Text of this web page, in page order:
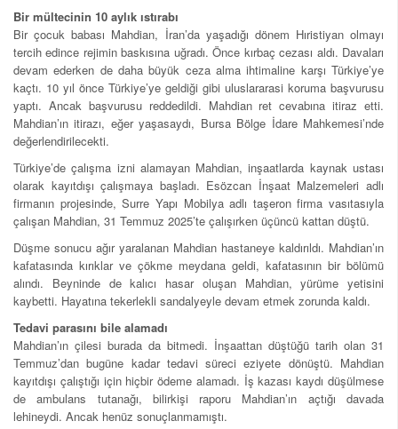
Bir mültecinin 10 aylık ıstırabı
Bir çocuk babası Mahdian, İran’da yaşadığı dönem Hıristiyan olmayı
tercih edince rejimin baskısına uğradı. Önce kırbaç cezası aldı. Davaları
devam ederken de daha büyük ceza alma ihtimaline karşı Türkiye’ye
kaçtı. 10 yıl önce Türkiye’ye geldiği gibi uluslararasi koruma başvurusu
yaptı. Ancak başvurusu reddedildi. Mahdian ret cevabına itiraz etti.
Mahdian’ın itirazı, eğer yaşasaydı, Bursa Bölge İdare Mahkemesi’nde
değerlendirilecekti.
Türkiye’de çalışma izni alamayan Mahdian, inşaatlarda kaynak ustası
olarak kayıtdışı çalışmaya başladı. Esözcan İnşaat Malzemeleri adlı
firmanın projesinde, Surre Yapı Mobilya adlı taşeron firma vasıtasıyla
çalışan Mahdian, 31 Temmuz 2025’te çalışırken üçüncü kattan düştü.
Düşme sonucu ağır yaralanan Mahdian hastaneye kaldırıldı. Mahdian’ın
kafatasında kırıklar ve çökme meydana geldi, kafatasının bir bölümü
alındı. Beyninde de kalıcı hasar oluşan Mahdian, yürüme yetisini
kaybetti. Hayatına tekerlekli sandalyeyle devam etmek zorunda kaldı.
Tedavi parasını bile alamadı
Mahdian’ın çilesi burada da bitmedi. İnşaattan düştüğü tarih olan 31
Temmuz’dan bugüne kadar tedavi süreci eziyete dönüştü. Mahdian
kayıtdışı çalıştığı için hiçbir ödeme alamadı. İş kazası kaydı düşülmese
de ambulans tutanağı, bilirkişi raporu Mahdian’ın açtığı davada
lehineydi. Ancak henüz sonuçlanmamıştı.